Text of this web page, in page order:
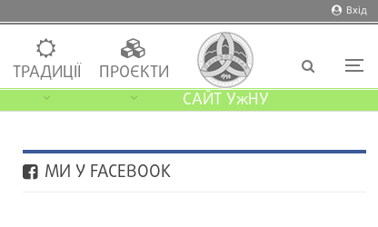
Вхід
ТРАДИЦІЇ
ПРОЄКТИ
САЙТ УжНУ
МИ У FACEBOOK